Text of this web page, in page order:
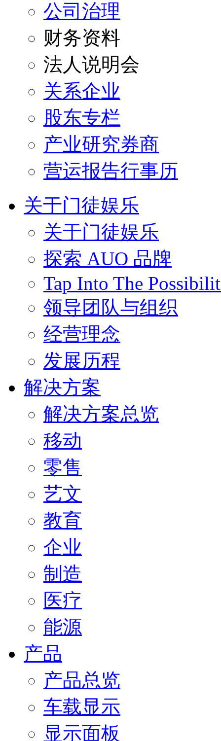
公司治理
财务资料
法人说明会
关系企业
股东专栏
产业研究券商
营运报告行事历
关于门徒娱乐
关于门徒娱乐
探索 AUO 品牌
Tap Into The
领导团队与组织
经营理念
发展历程
解决方案
解决方案总览
移动
零售
艺文
教育
企业
制造
医疗
能源
产品
产品总览
车载显示
显示面板